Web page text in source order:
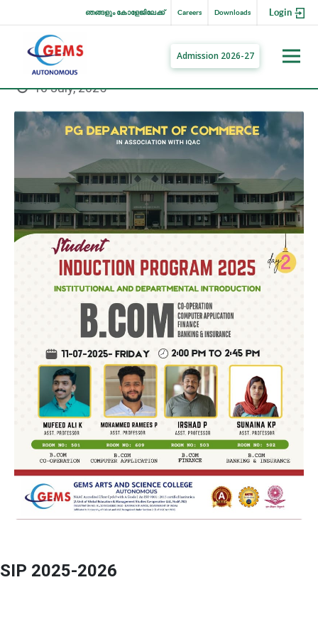
Login
Downloads
Careers
ഞങ്ങളും കോളേജിലേക്ക്
Admission 2026-27
SIP 2025-2026
10 July, 2025